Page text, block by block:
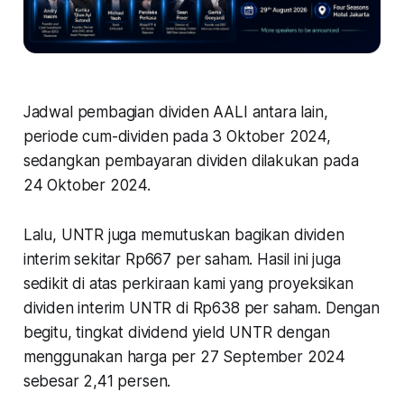
Jadwal pembagian dividen AALI antara lain,
periode cum-dividen pada 3 Oktober 2024,
sedangkan pembayaran dividen dilakukan pada
24 Oktober 2024.
Lalu, UNTR juga memutuskan bagikan dividen
interim sekitar Rp667 per saham. Hasil ini juga
sedikit di atas perkiraan kami yang proyeksikan
dividen interim UNTR di Rp638 per saham. Dengan
begitu, tingkat dividend yield UNTR dengan
menggunakan harga per 27 September 2024
sebesar 2,41 persen.